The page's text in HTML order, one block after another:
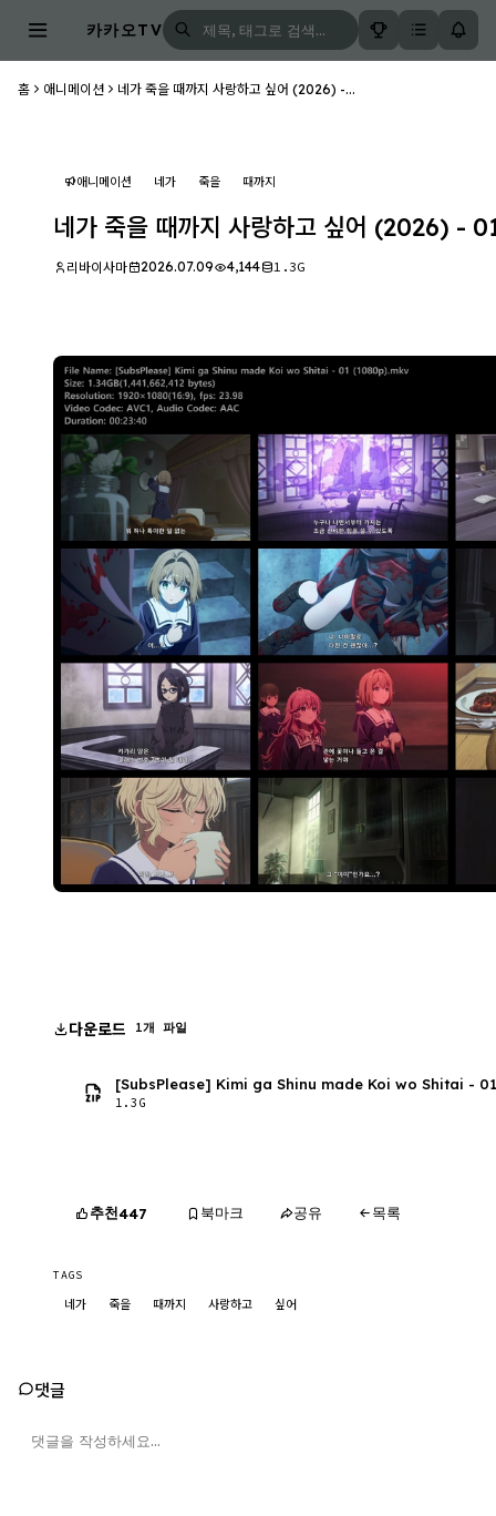
카카오TV
홈 애니메이션 네가 죽을 때까지 사랑하고 싶어 (2026) -...
애니메이션 네가 죽을 때까지
네가 죽을 때까지 사랑하고 싶어 (2026) -
리바이사마 2026.07.09 4,144 1.3G
다운로드 1개 파일
[SubsPlease] Kimi ga Shinu made Koi wo Shitai -
1.3G
추천447 북마크 공유 목록
TAGS
네가 죽을 때까지 사랑하고 싶어
댓글